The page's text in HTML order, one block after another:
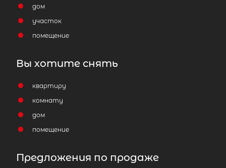
дом
участок
помещение
Вы хотите снять
квартиру
комнату
дом
помещение
Предложения по продаже